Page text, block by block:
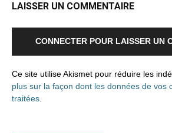
LAISSER UN COMMENTAIRE
CONNECTER POUR LAISSER UN
Ce site utilise Akismet pour réduire les
plus sur la façon dont les données de vos
traitées